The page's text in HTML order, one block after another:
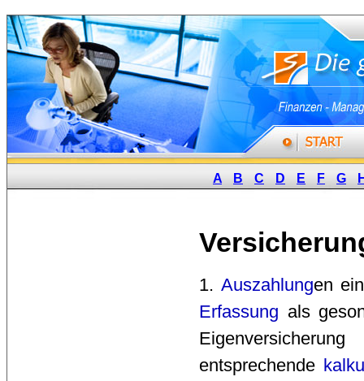
A B C D E F G
1. Auszahlungen
Erfassung als
entsprechende